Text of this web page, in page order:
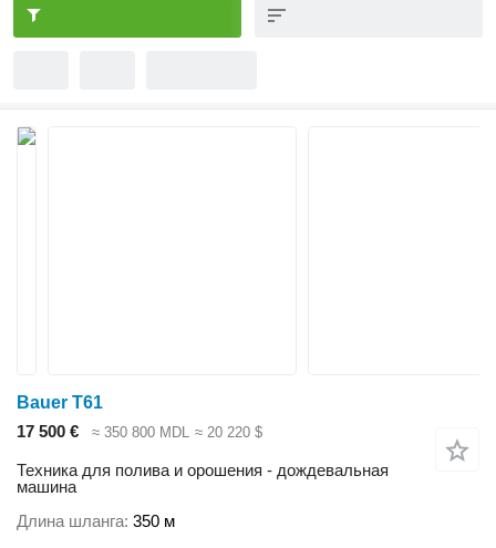
Bauer T61
17 500 €
≈ 350 800 MDL ≈ 20 220 $
Техника для полива и орошения - дождевальная
машина
Длина шланга 350 м